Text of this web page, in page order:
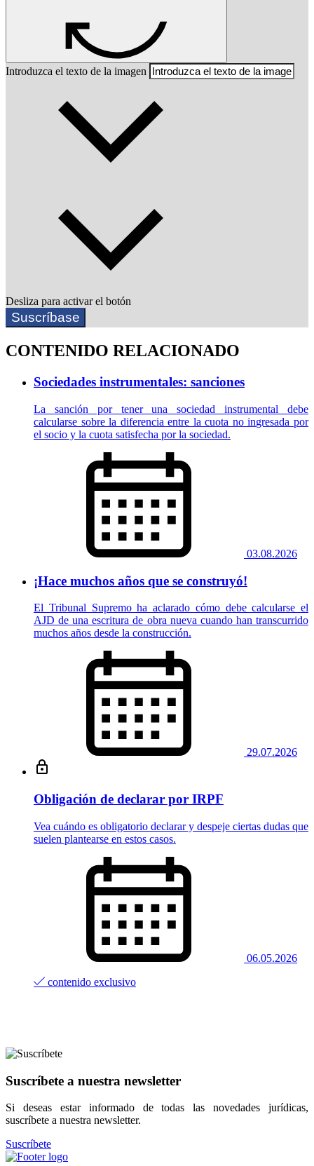
Introduzca el texto de la imagen
Desliza para activar el botón
Suscríbase
CONTENIDO RELACIONADO
Sociedades instrumentales: sanciones
La sanción por tener una sociedad instrumental debe
calcularse sobre la diferencia entre la cuota no ingresada por
el socio y la cuota satisfecha por la sociedad.
03.08.2026
¡Hace muchos años que se construyó!
El Tribunal Supremo ha aclarado cómo debe calcularse el
AJD de una escritura de obra nueva cuando han transcurrido
muchos años desde la construcción.
29.07.2026
Obligación de declarar por IRPF
Vea cuándo es obligatorio declarar y despeje ciertas dudas que
suelen plantearse en estos casos.
06.05.2026
contenido exclusivo
Suscríbete a nuestra newsletter
Si deseas estar informado de todas las novedades jurídicas,
suscríbete a nuestra newsletter.
Suscríbete